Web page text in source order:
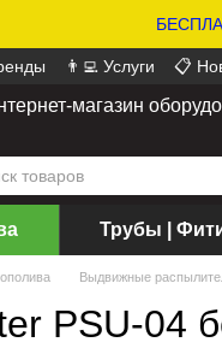
👨‍💻 Услуги 📋
магазин
Трубы |
Выдвижные
PSU-04